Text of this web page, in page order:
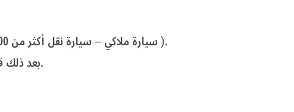
حدد فئة الترخيص ( motorcycle – سيارة ملاكي – سيارة نقل أكثر من 7000 رطل – سيارة نقل ركاب أكثر من 8 اشخاص ).
بعد ذلك قم بتحديد الصور المطلوبة كما هو موضح في الصورة السابقة.